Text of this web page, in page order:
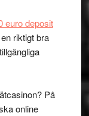
euro deposit
riktigt bra
På
online